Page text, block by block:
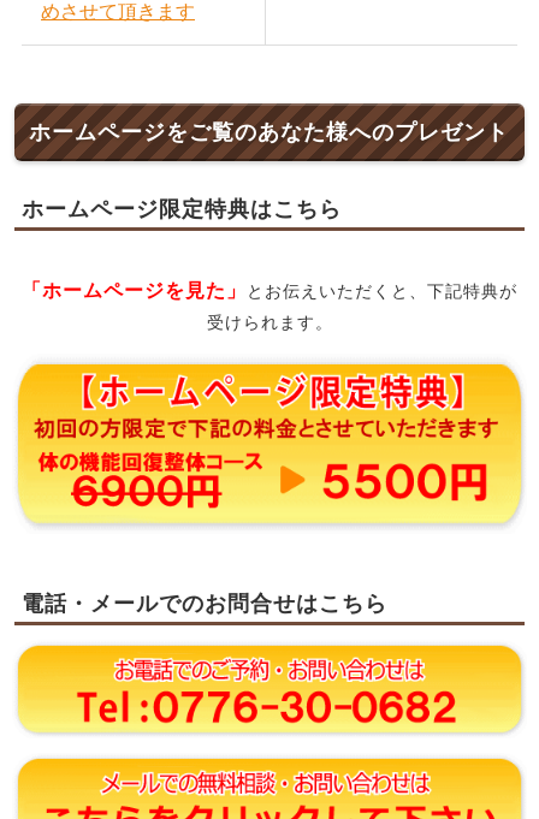
めさせて頂きます
ホームページをご覧のあなた様へのプレゼント
ホームページ限定特典はこちら
「ホームページを見た」
とお伝えいただくと、下記特典が
受けられます。
電話・メールでのお問合せはこちら